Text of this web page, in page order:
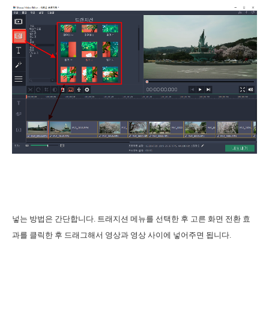
넣는 방법은 간단합니다. 트래지션 메뉴를 선택한 후 고른 화면 전환 효
과를 클릭한 후 드래그해서 영상과 영상 사이에 넣어주면 됩니다.